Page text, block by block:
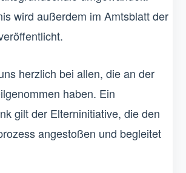
wird außerdem im Amtsblatt der
herzlich bei allen, die an der
haben. Ein
gilt der Elterninitiative, die den
angestoßen und begleitet